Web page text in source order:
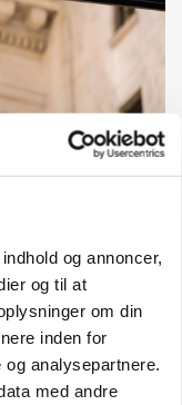
og annoncer,
og til at
om din
inden for
analysepartnere.
med andre